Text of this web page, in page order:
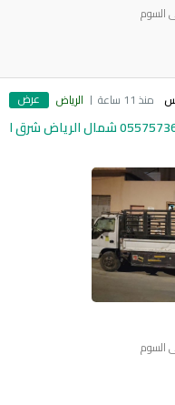
السوم
منذ 11 ساعة الرياض عرض
دينا طش اثاث قديم بالرياض 0557573607 شمال الرياض شرق ا
السوم